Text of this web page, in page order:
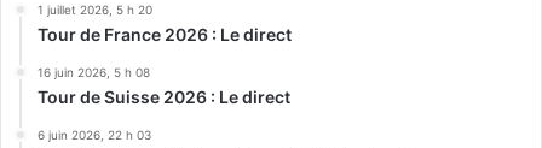
1 juillet 2026, 5 h 20
Tour de France 2026 : Le direct
16 juin 2026, 5 h 08
Tour de Suisse 2026 : Le direct
6 juin 2026, 22 h 03